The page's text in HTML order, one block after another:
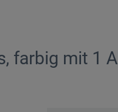
farbig mit 1